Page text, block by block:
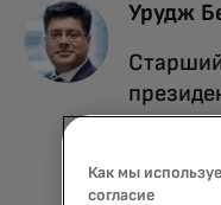
Урудж
Как мы
согласие